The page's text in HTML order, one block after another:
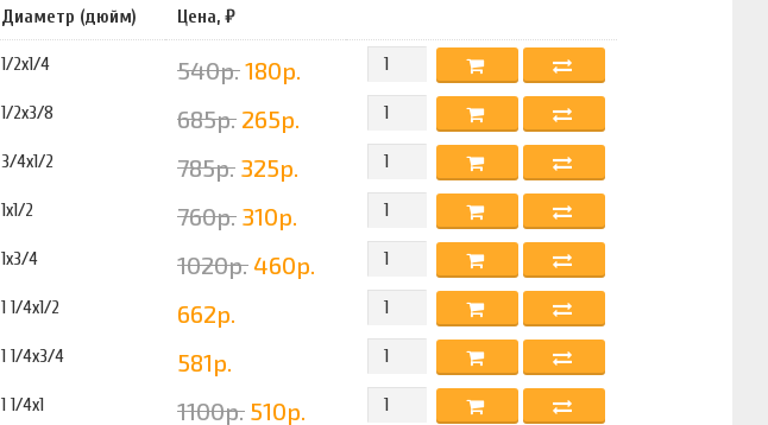
Диаметр (дюйм)
Цена, ₽
1/2х1/4 540р. 180р.
1/2х3/8 685р. 265р.
3/4х1/2 785р. 325р.
1х1/2 760р. 310р.
1х3/4 1020р. 460р.
1 1/4х1/2 662р.
1 1/4х3/4 581р.
1 1/4х1 1100р. 510р.